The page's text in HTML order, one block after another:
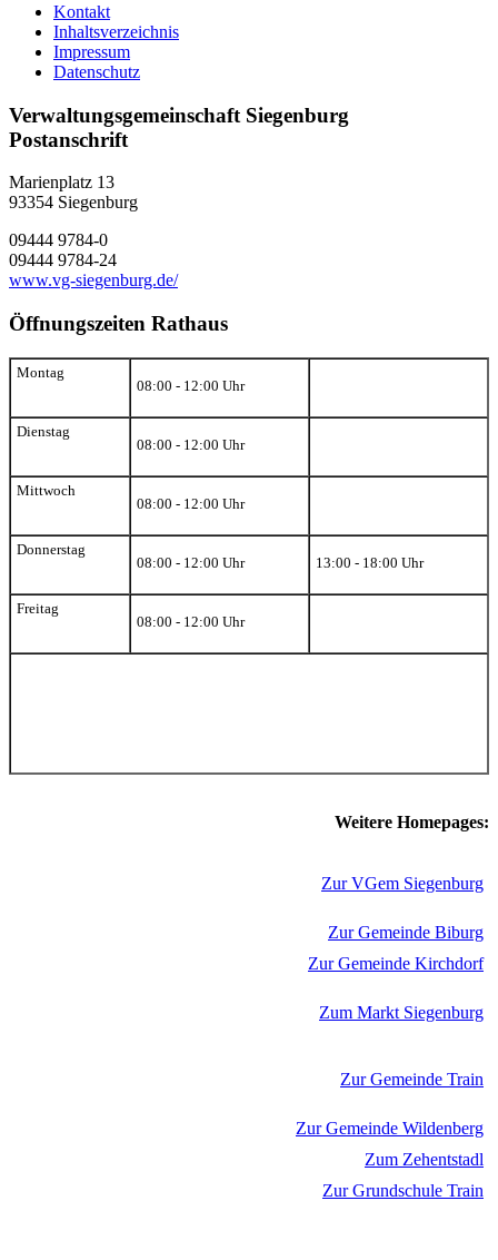
Kontakt
Inhaltsverzeichnis
Impressum
Datenschutz
Verwaltungsgemeinschaft Siegenburg
Postanschrift
Marienplatz 13
93354 Siegenburg
09444 9784-0
09444 9784-24
www.vg-siegenburg.de/
Öffnungszeiten Rathaus
Montag
08:00 - 12:00 Uhr
Dienstag
08:00 - 12:00 Uhr
Mittwoch
08:00 - 12:00 Uhr
Donnerstag
08:00 - 12:00 Uhr
13:00 - 18:00 Uhr
Freitag
08:00 - 12:00 Uhr
Weitere Homepages:
Zur VGem Siegenburg
Zur Gemeinde Biburg
Zur Gemeinde Kirchdorf
Zum Markt Siegenburg
Zur Gemeinde Train
Zur Gemeinde Wildenberg
Zum Zehentstadl
Zur Grundschule Train